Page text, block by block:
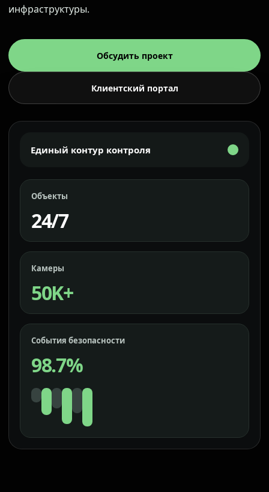
инфраструктуры.
Обсудить проект
Клиентский портал
Единый контур контроля
Объекты
24/7
Камеры
50K+
События безопасности
98.7%